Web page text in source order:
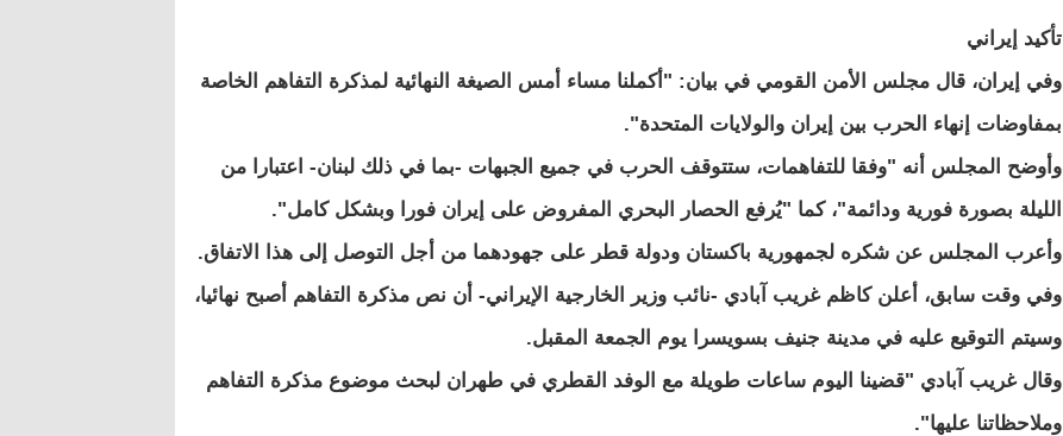
تأكيد إيراني
وفي إيران، قال مجلس الأمن القومي في بيان: "أكملنا مساء أمس الصيغة النهائية لمذكرة التفاهم الخاصة
بمفاوضات إنهاء الحرب بين إيران والولايات المتحدة".
وأوضح المجلس أنه "وفقا للتفاهمات، ستتوقف الحرب في جميع الجبهات -بما في ذلك لبنان- اعتبارا من
الليلة بصورة فورية ودائمة"، كما "يُرفع الحصار البحري المفروض على إيران فورا وبشكل كامل".
وأعرب المجلس عن شكره لجمهورية باكستان ودولة قطر على جهودهما من أجل التوصل إلى هذا الاتفاق.
وفي وقت سابق، أعلن كاظم غريب آبادي -نائب وزير الخارجية الإيراني- أن نص مذكرة التفاهم أصبح نهائيا،
وسيتم التوقيع عليه في مدينة جنيف بسويسرا يوم الجمعة المقبل.
وقال غريب آبادي "قضينا اليوم ساعات طويلة مع الوفد القطري في طهران لبحث موضوع مذكرة التفاهم
وملاحظاتنا عليها".